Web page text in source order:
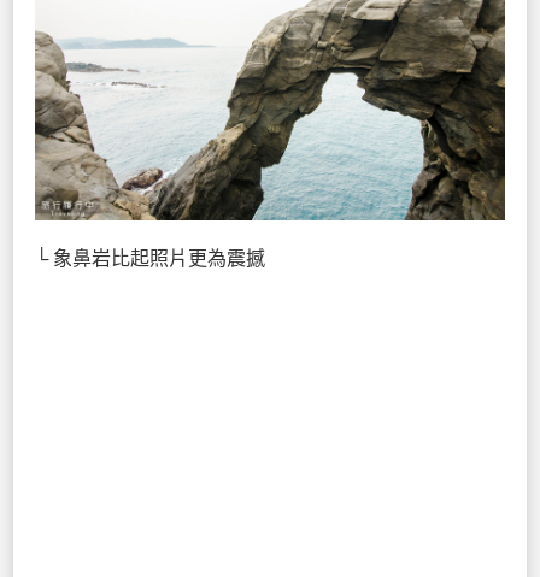
└ 象鼻岩比起照片更為震撼